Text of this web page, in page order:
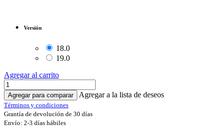
Versión
18.0
19.0
Agregar al carrito
Agregar para comparar Agregar a la lista de deseos
Términos y condiciones
Grantía de devolución de 30 días
Envío: 2-3 días hábiles